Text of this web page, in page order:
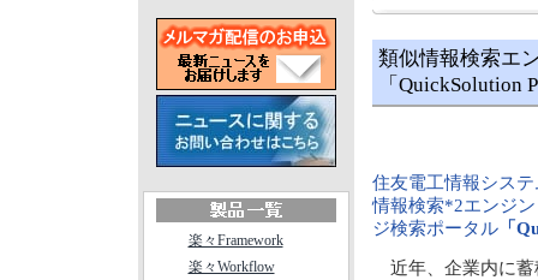
楽々Framework
楽々Workflow
類似情報検索エ
「QuickSolution
住友電工情報シス
情報検索*2エンジン
ジ検索ポータル 「
近年、企業内に蓄